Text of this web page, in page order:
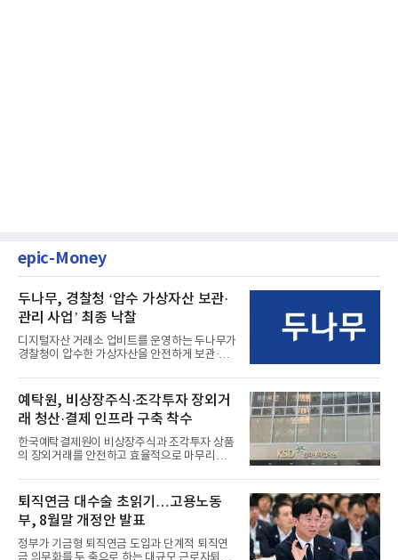
epic-Money
두나무, 경찰청 ‘압수 가상자산 보관·
관리 사업’ 최종 낙찰
디지털자산 거래소 업비트를 운영하는 두나무가
경찰청이 압수한 가상자산을 안전하게 보관·관
예탁원, 비상장주식·조각투자 장외거
래 청산·결제 인프라 구축 착수
한국예탁결제원이 비상장주식과 조각투자 상품
의 장외거래를 안전하고 효율적으로 마무리하기
퇴직연금 대수술 초읽기…고용노동
부, 8월말 개정안 발표
정부가 기금형 퇴직연금 도입과 단계적 퇴직연